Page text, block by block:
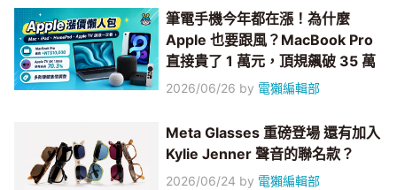
筆電手機今年都在漲！為什麼
Apple 也要跟風？MacBook Pro
直接貴了 1 萬元，頂規飆破 35 萬
2026/06/26 by 電獺編輯部
Meta Glasses 重磅登場 還有加入
Kylie Jenner 聲音的聯名款？
2026/06/24 by 電獺編輯部